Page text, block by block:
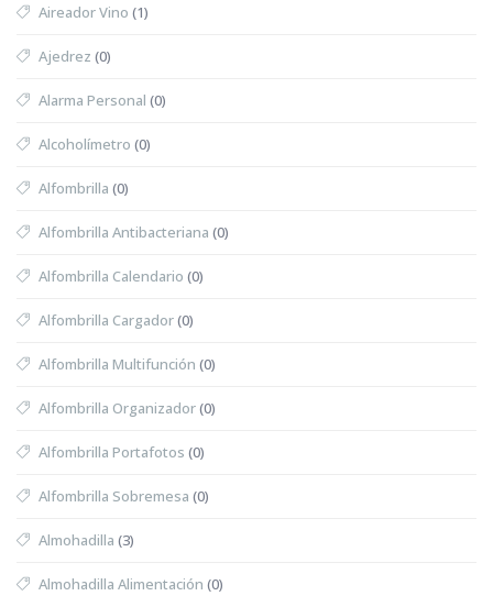
Aireador Vino (1)
Ajedrez (0)
Alarma Personal (0)
Alcoholímetro (0)
Alfombrilla (0)
Alfombrilla Antibacteriana (0)
Alfombrilla Calendario (0)
Alfombrilla Cargador(0)
Alfombrilla Multifunción (0)
Alfombrilla Organizador(0)
Alfombrilla Portafotos (0)
Alfombrilla Sobremesa (0)
Almohadilla (3)
Almohadilla Alimentación (0)